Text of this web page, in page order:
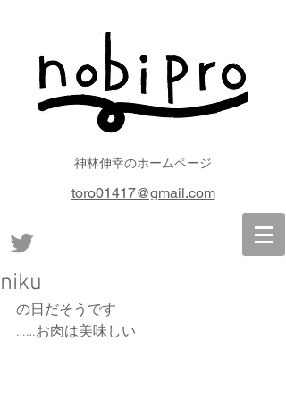
神林伸幸のホームページ
toro01417@gmail.com
niku
の日だそうです
……お肉は美味しい